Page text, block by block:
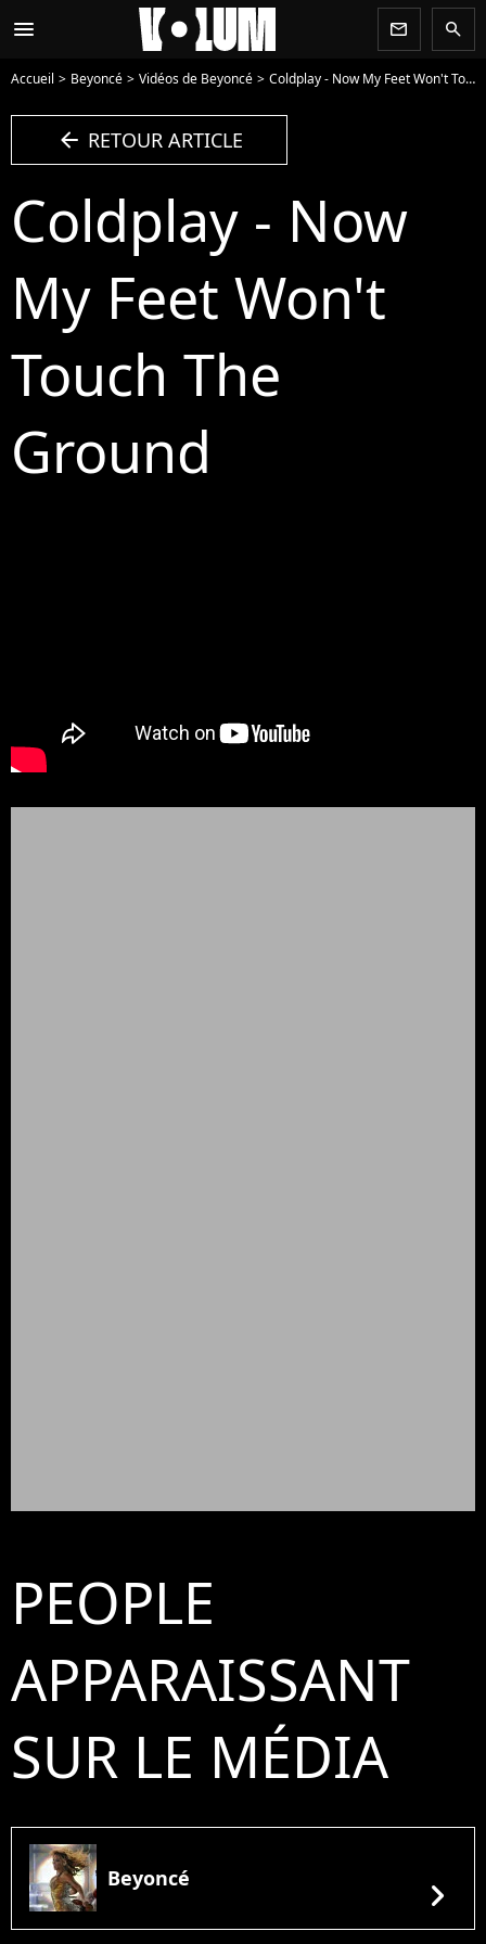
menu newsletter search
Accueil Beyoncé Vidéos de Beyoncé Coldplay - Now My Feet Won't Touch The Ground - Vidéo
arrow_left RETOUR ARTICLE
Coldplay - Now
My Feet Won't
Touch The
Ground
PEOPLE
APPARAISSANT
SUR LE MÉDIA
Beyoncé chevron_right